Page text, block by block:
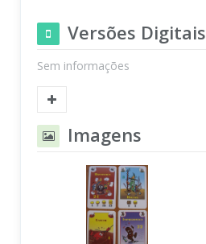
Versões Digitais
Sem informações
Imagens